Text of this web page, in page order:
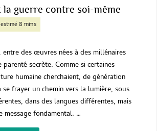
la guerre contre soi-même
des œuvres nées à des millénaires
parenté secrète. Comme si certaines
humaine cherchaient, de génération
se frayer un chemin vers la lumière, sous
dans des langues différentes, mais
message fondamental. …